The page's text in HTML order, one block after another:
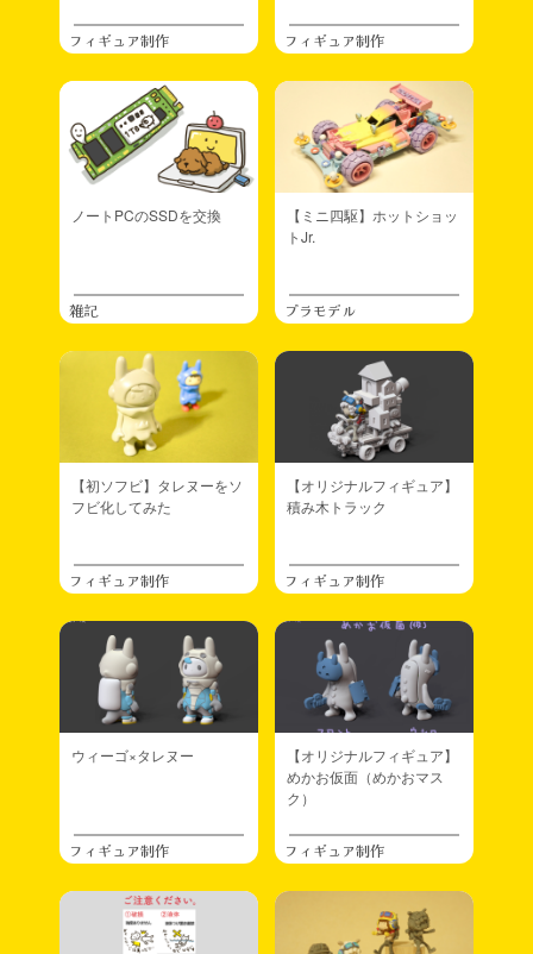
フィギュア制作 フィギュア制作
ノートPCのSSDを交換
雑記
【ミニ四駆】ホットショッ
トJr.
プラモデル
【初ソフビ】タレヌーをソ
フビ化してみた
フィギュア制作
【オリジナルフィギュア】
積み木トラック
フィギュア制作
ウィーゴ×タレヌー
フィギュア制作
【オリジナルフィギュア】
めかお仮面（めかおマス
ク）
フィギュア制作